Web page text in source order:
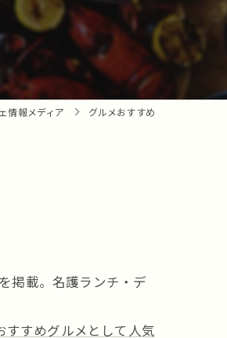
情報メディア グルメおすすめ
掲載。名護ランチ・デ
すすめグルメとして人気